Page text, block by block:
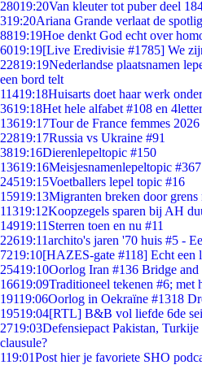
28019:20Van kleuter tot puber deel
319:20Ariana Grande verlaat de
8819:19Hoe denkt God echt over
6019:19[Live Eredivisie #1785] We
22819:19Nederlandse plaatsnamen
een bord telt
11419:18Huisarts doet haar werk
3619:18Het hele alfabet #108 en
13619:17Tour de France femmes
22819:17Russia vs Ukraine #91
3819:16Dierenlepeltopic #150
13619:16Meisjesnamenlepeltopic
24519:15Voetballers lepel topic #16
15919:13Migranten breken door
11319:12Koopzegels sparen bij AH
14919:11 Sterren toen en nu #11
22619:11archito's jaren '70 huis #5 -
7219:10[HAZES-gate #118] Echt een
25419:10Oorlog Iran #136 Bridge
16619:09Traditioneel tekenen #6; met
19119:06Oorlog in Oekraïne #1318
19519:04[RTL] B&B vol liefde 6de
2719:03Defensiepact Pakistan,
clausule?
119:01Post hier je favoriete SHO